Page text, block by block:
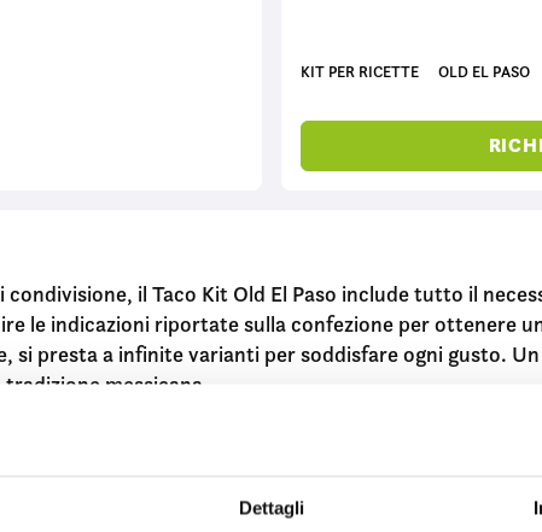
Dettagli
KIT PER RICETTE OLD EL PASO
il Taco Kit Old El Paso include tutto il
le indicazioni riportate sulla confezione per ottenere
si presta a infinite varianti per soddisfare ogni gusto.
messicana
Vuoi saperne di più?